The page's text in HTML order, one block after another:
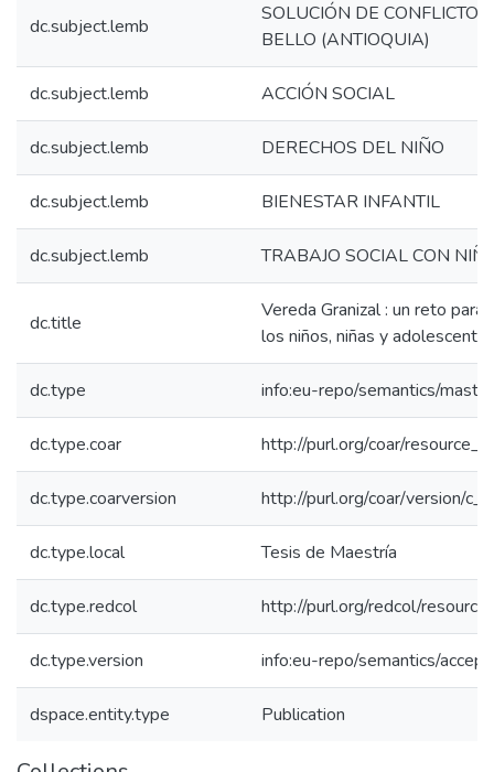
dc.subject.lemb
SOLUCIÓN DE
BELLO (ANTIOQUIA)
dc.subject.lemb ACCIÓN SOCIAL
dc.subject.lemb DERECHOS DEL NIÑO
dc.subject.lemb BIENESTAR INFANTIL
dc.subject.lemb TRABAJO SOCIAL CON
dc.title
Vereda Granizal : un reto para
los niños, niñas y
dc.type info:eu-repo/semantics/
dc.type.coar http://purl.org/coar/
dc.type.coarversion http://purl.org/coar/version/
dc.type.local Tesis de Maestría
dc.type.redcol http://purl.org/redcol/
dc.type.version info:eu-repo/semantics/
dspace.entity.type Publication